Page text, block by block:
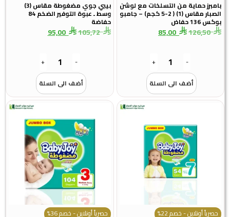
حماية من التسلخات مع لوشن
الصبار مقاس (1) ( 2-5 كجم) – جامبو
حفاض
126,50
85,00
+
أضف الى السلة
بيبي جوي مضغوطة مقاس (3)
وسط ـ عبوة التوفير الضخم 84
حفاضة
105,72
95,00
+
أضف الى السلة
أونلاين - خصم 22%
حصرياً أونلاين - خصم 36%